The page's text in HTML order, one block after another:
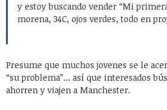
y estoy buscando vender “Mi
morena, 34C, ojos verdes, todo en
Presume que muchos jovenes se le
“su problema”… así que interesados
ahorren y viajen a Manchester.